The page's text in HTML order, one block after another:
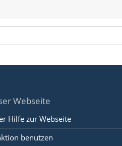
Webseite
Hilfe zur Webseite
benutzen